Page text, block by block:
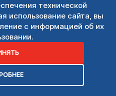
технической
использование сайта, вы
с информацией об их